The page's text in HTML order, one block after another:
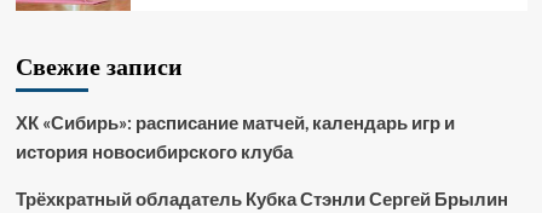
Свежие записи
ХК «Сибирь»: расписание матчей, календарь игр и
история новосибирского клуба
Трёхкратный обладатель Кубка Стэнли Сергей Брылин